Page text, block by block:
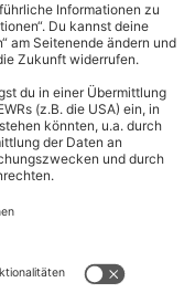
im